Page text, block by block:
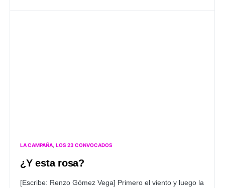
LA CAMPAÑA LOS 23 CONVOCADOS
¿Y esta rosa?
[Escribe: Renzo Gómez Vega] Primero el viento y luego la